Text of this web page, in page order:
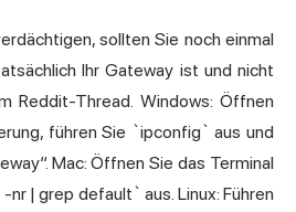
sollten Sie noch einmal
Ihr Gateway ist und nicht
Reddit-Thread. Windows: Öffnen
führen Sie `ipconfig` aus und
Mac: Öffnen Sie das Terminal
| grep default` aus. Linux: Führen